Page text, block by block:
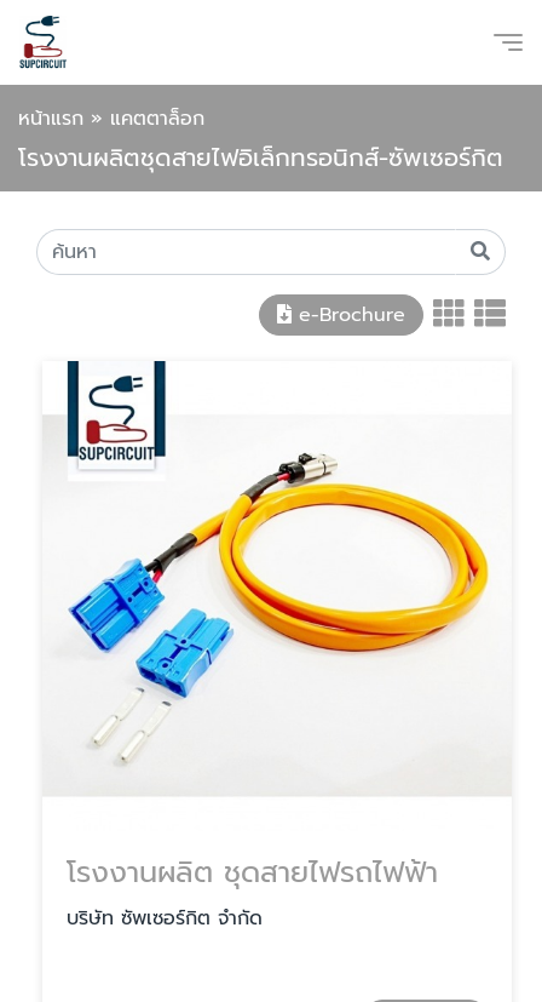
หน้าแรก » แคตตาล็อก
โรงงานผลิตชุดสายไฟอิเล็กทรอนิกส์-ซัพเซอร์กิต
e-Brochure
โรงงานผลิต ชุดสายไฟรถไฟฟ้า
บริษัท ซัพเซอร์กิต จำกัด